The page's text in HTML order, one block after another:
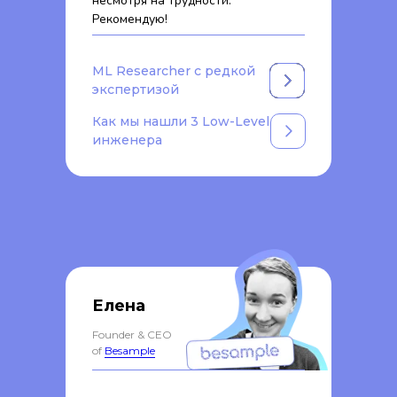
Рекомендую!
Как мы нашли 3 Low-Level
инженера
ML Researcher с редкой
экспертизой
Елена
Founder & CEO
of Besample